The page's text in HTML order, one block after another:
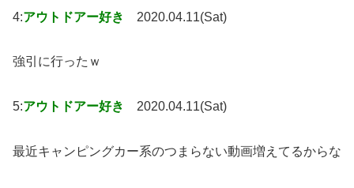
4:アウトドアー好き 2020.04.11(Sat)
強引に行ったｗ
5:アウトドアー好き 2020.04.11(Sat)
最近キャンピングカー系のつまらない動画増えてるからな